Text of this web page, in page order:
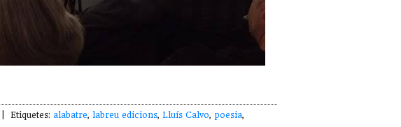
| Etiquetes:alabatre,labreu edicions,Lluís Calvo, poesia,